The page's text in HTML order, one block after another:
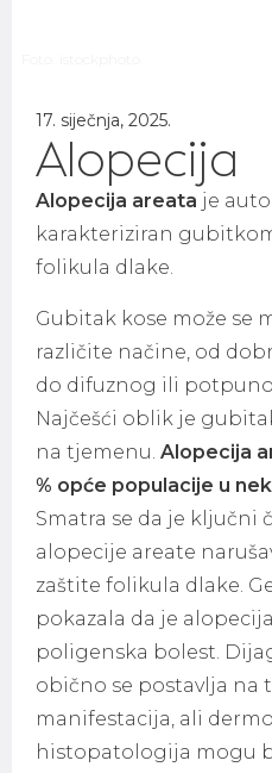
17. siječnja, 2025.
Alopecija
Alopecija areata je
karakteriziran
folikula dlake.
Gubitak kose može se
različite načine, od
do difuznog ili
Najčešći oblik je
na tjemenu. Alopecija
% opće populacije u
Smatra se da je ključni
alopecije areate
zaštite folikula dlake.
pokazala da je
poligenska bolest.
obično se postavlja na
manifestacija, ali
histopatologija mogu